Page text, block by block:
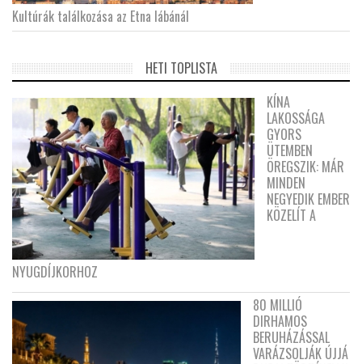
Kultúrák találkozása az Etna lábánál
HETI TOPLISTA
KÍNA
LAKOSSÁGA
GYORS
ÜTEMBEN
ÖREGSZIK: MÁR
MINDEN
NEGYEDIK EMBER
KÖZELÍT A
NYUGDÍJKORHOZ
80 MILLIÓ
DIRHAMOS
BERUHÁZÁSSAL
VARÁZSOLJÁK ÚJJÁ